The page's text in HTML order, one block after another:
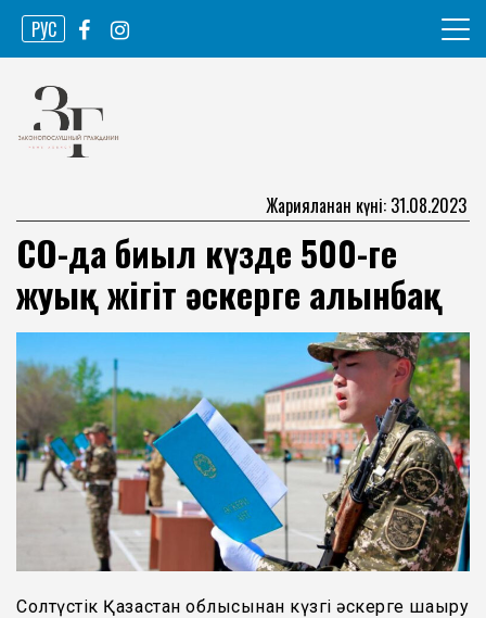
Skip
content
РУС
Законопослушный гражданин
Жарияланған күні: 31.08.2023
СҚО-да биыл күзде 500-ге
жуық жігіт әскерге алынбақ
Солтүстік Қазақстан облысынан күзгі әскерге шақыру